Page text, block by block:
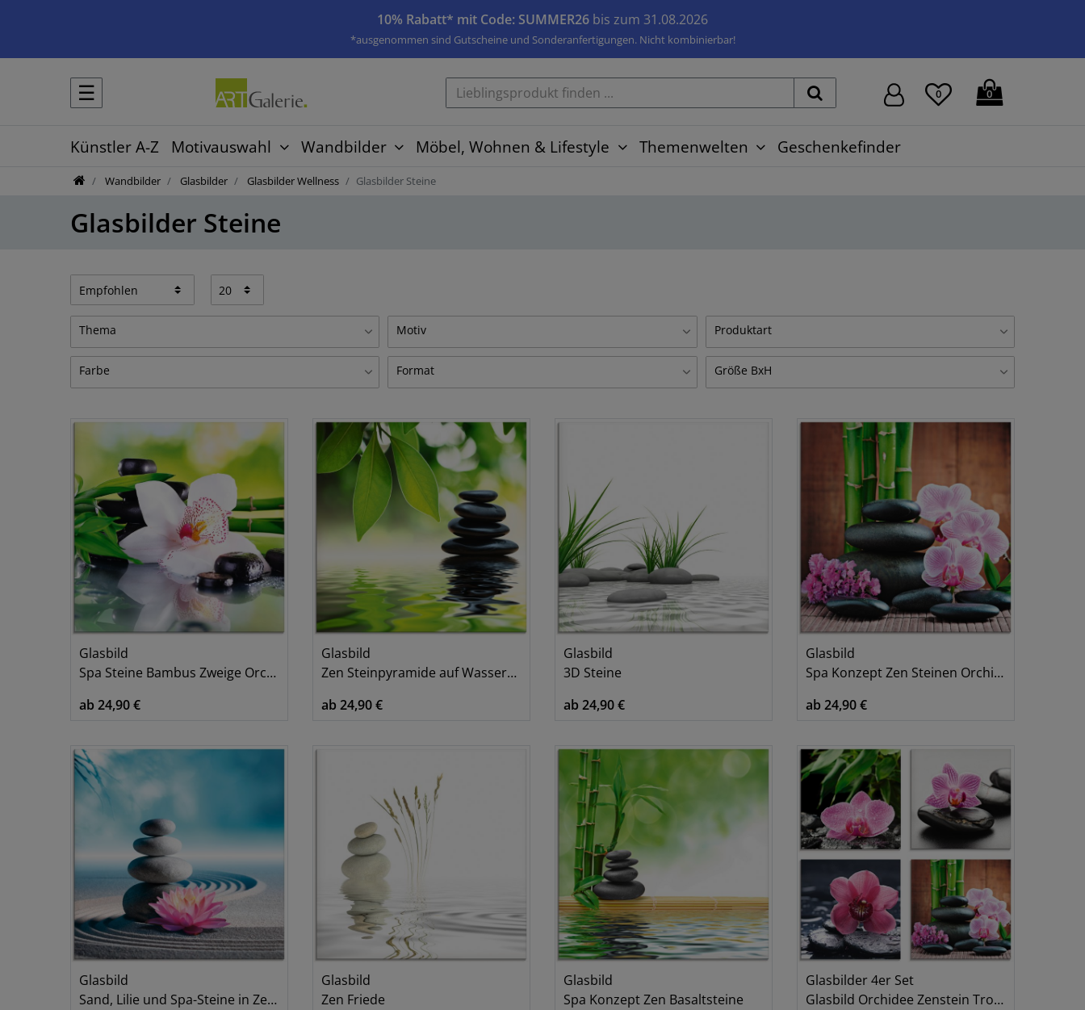
10% Rabatt* mit Code: SUMMER26 bis zum 31.08.2026
*ausgenommen sind Gutscheine und Sonderanfertigungen. Nicht kombinierbar!
☰ 0 0
Künstler A-Z Motivauswahl Wandbilder Möbel, Wohnen & Lifestyle Themenwelten Geschenkefinder
Wandbilder Glasbilder Glasbilder Wellness Glasbilder Steine
Glasbilder Steine
Thema
Blumen & Pflanzen
3
Romantik & Erotik 1
Motiv
Blumen
3
Herzen 1
Produktart
Glasbild
25
Glasbilder, Set 5
Farbe
Blau Creme Grau
Grün Pink/Rosa
Format
Querformat
mehrteilig
quadratisch
Größe BxH
4tlg. je 30x30 cm
4
12
45x60 cm 3
50x50 cm 17
50x100 cm 3
80x60 cm
11
15
Glasbild
Spa Steine Bambus Zweige Orchidee
ab 24,90 €
Glasbild
Zen Steinpyramide auf Wasseroberfläche
ab 24,90 €
Glasbild
3D Steine
ab 24,90 €
Glasbild
Spa Konzept Zen Steinen Orchideen
ab 24,90 €
Glasbild
Sand, Lilie und Spa-Steine in Zen-Garten
Glasbild
Zen Friede
Glasbild
Spa Konzept Zen Basaltsteine
Glasbilder 4er Set
Glasbild Orchidee Zenstein Tropfen Spa Konzept